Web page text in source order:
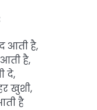
आती है,
है,
दे,
खुशी,
है